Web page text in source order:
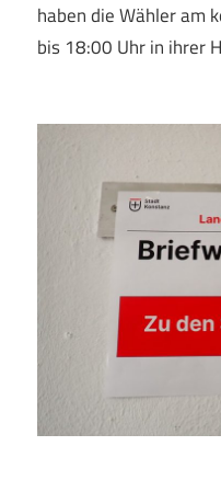
haben die Wähler am
bis 18:00 Uhr in ihrer